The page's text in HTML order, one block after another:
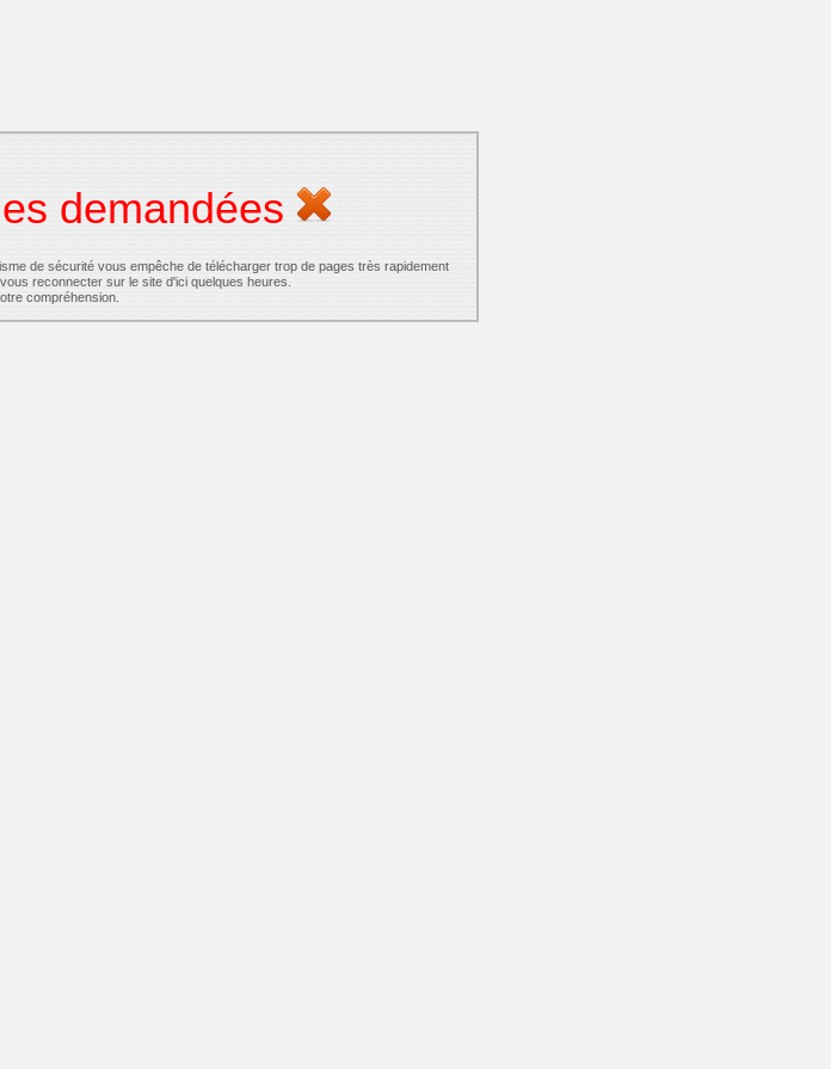
demandées
de sécurité vous empêche de télécharger trop de pages très rapidement
reconnecter sur le site d'ici quelques heures.
compréhension.